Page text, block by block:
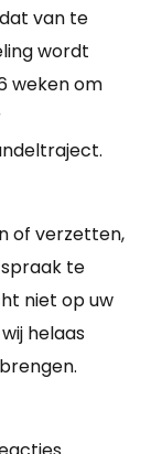
van te
wordt
weken om
of verzetten,
te
niet op uw
helaas